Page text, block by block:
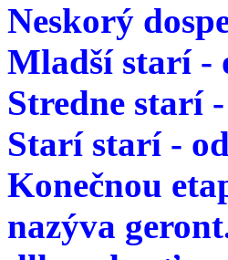
Neskorý
Mladší starí -
Stredne starí
Starí starí -
Konečnou
nazýva